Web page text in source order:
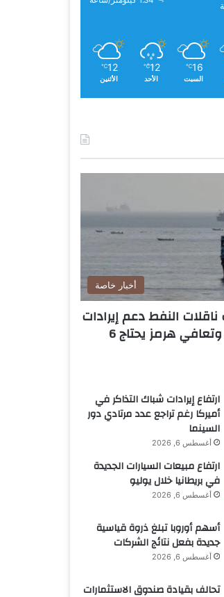
16
℃
السبت
12
℃
الأحد
12
℃
الأثنين
أخبار خاصة
النفط دعم إيرادات
قناة السويس.. وتعافي هرمز يحتاج 6
ارتفاع إيرادات شباك التذاكر في
أميركا رغم تراجع عدد مرتادي دور
السينما
أغسطس 6, 2026
ارتفاع مبيعات السيارات الجديدة
في بريطانيا خلال يوليو
أغسطس 6, 2026
أسهم أوروبا تبلغ ذروة قياسية
جديدة بفعل نتائج الشركات
أغسطس 6, 2026
تحالف بقيادة صندوق الاستثمارات